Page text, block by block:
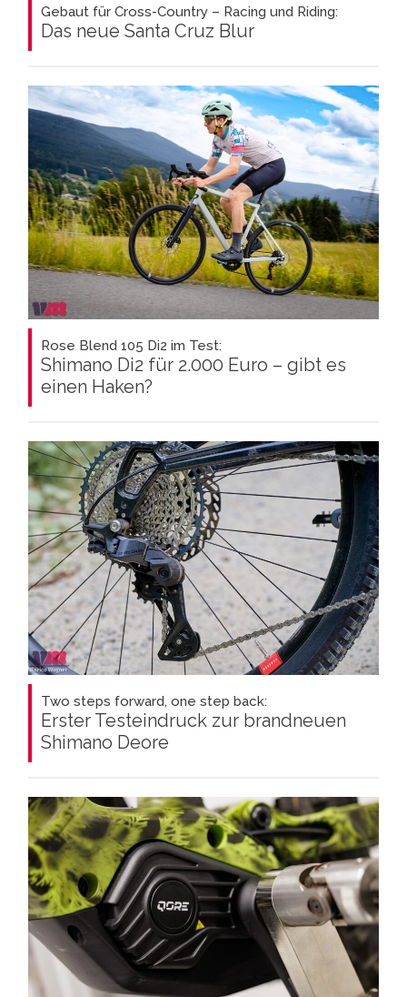
Gebaut für Cross-Country – Racing und Riding:
Das neue Santa Cruz Blur
Rose Blend 105 Di2 im Test:
Shimano Di2 für 2.000 Euro – gibt es
einen Haken?
Two steps forward, one step back:
Erster Testeindruck zur brandneuen
Shimano Deore